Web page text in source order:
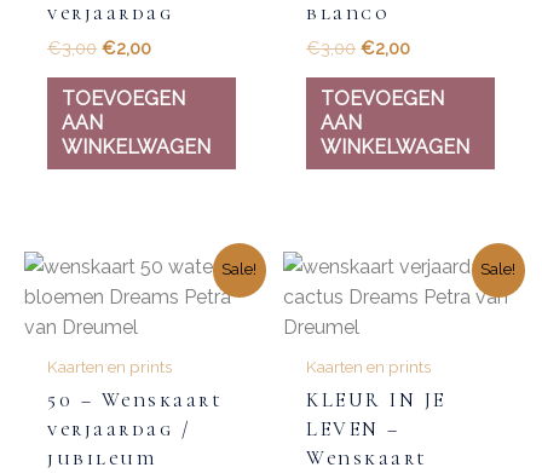
verjaardag
€3,00 €2,00
TOEVOEGEN
AAN
WINKELWAGEN
blanco
€3,00 €2,00
TOEVOEGEN
AAN
WINKELWAGEN
Sale!
Kaarten en prints
50 – Wenskaart
verjaardag /
jubileum
Sale!
Kaarten en prints
KLEUR IN JE
LEVEN –
Wenskaart